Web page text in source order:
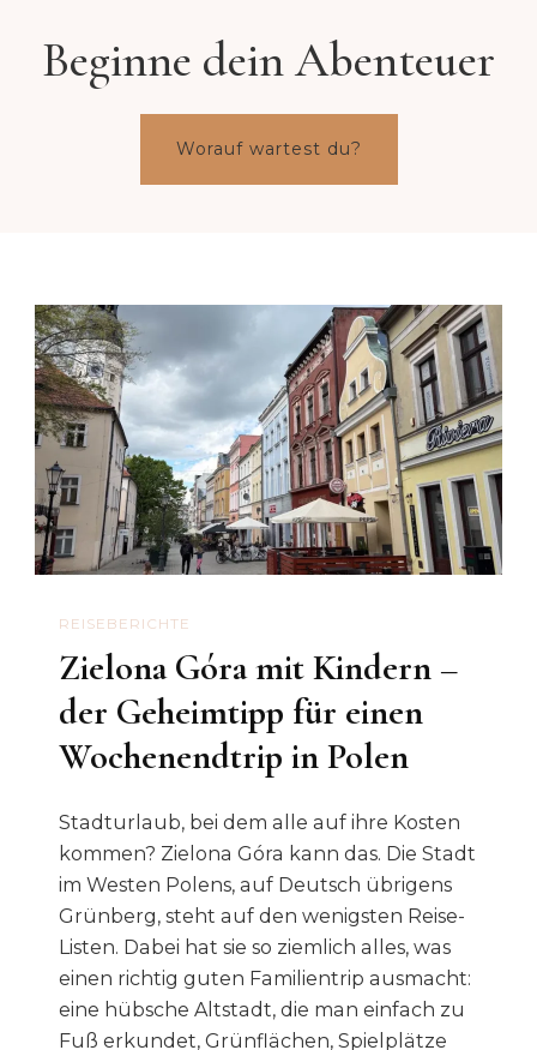
Beginne dein Abenteuer
Worauf wartest du?
REISEBERICHTE
Zielona Góra mit Kindern –
der Geheimtipp für einen
Wochenendtrip in Polen
Stadturlaub, bei dem alle auf ihre Kosten
kommen? Zielona Góra kann das. Die Stadt
im Westen Polens, auf Deutsch übrigens
Grünberg, steht auf den wenigsten Reise-
Listen. Dabei hat sie so ziemlich alles, was
einen richtig guten Familientrip ausmacht:
eine hübsche Altstadt, die man einfach zu
Fuß erkundet, Grünflächen, Spielplätze